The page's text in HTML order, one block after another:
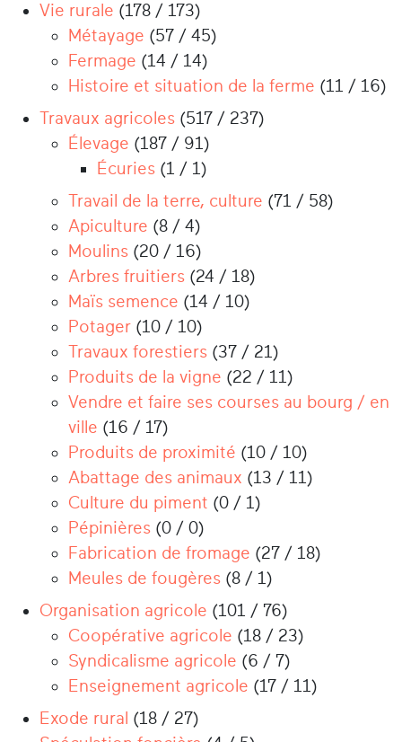
Vie rurale (178 / 173)
Métayage (57 / 45)
Fermage (14 / 14)
Histoire et situation de la ferme (11 / 16)
Travaux agricoles (517 / 237)
Élevage (187 / 91)
Écuries (1 / 1)
Travail de la terre, culture (71 / 58)
Apiculture (8 / 4)
Moulins (20 / 16)
Arbres fruitiers (24 / 18)
Maïs semence (14 / 10)
Potager (10 / 10)
Travaux forestiers (37 / 21)
Produits de la vigne (22 / 11)
Vendre et faire ses courses au bourg / en
ville (16 / 17)
Produits de proximité (10 / 10)
Abattage des animaux (13 / 11)
Culture du piment (0 / 1)
Pépinières (0 / 0)
Fabrication de fromage (27 / 18)
Meules de fougères (8 / 1)
Organisation agricole (101 / 76)
Coopérative agricole (18 / 23)
Syndicalisme agricole (6 / 7)
Enseignement agricole (17 / 11)
Exode rural (18 / 27)